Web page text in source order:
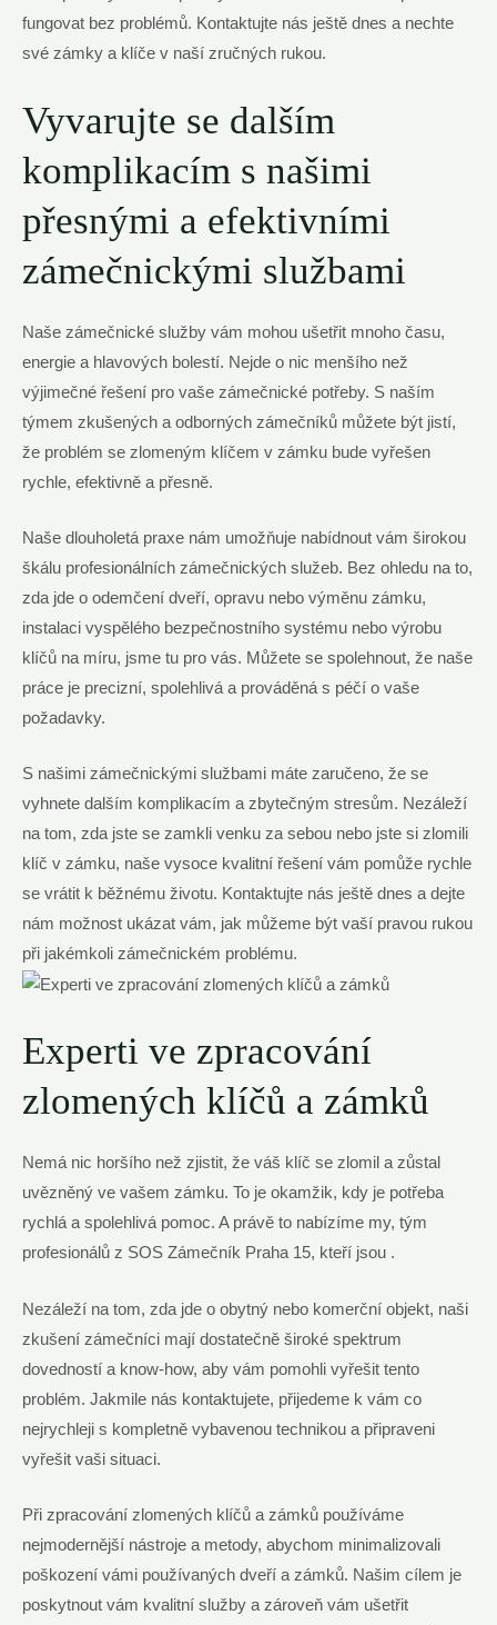
fungovat bez problémů. Kontaktujte nás ještě dnes a nechte
své zámky a klíče v naší zručných rukou.
Vyvarujte se dalším
komplikacím s našimi
přesnými a efektivními
zámečnickými službami
Naše zámečnické služby vám mohou ušetřit mnoho času,
energie a hlavových bolestí. Nejde o nic menšího než
výjimečné řešení pro vaše zámečnické potřeby. S naším
týmem zkušených a odborných zámečníků můžete být jistí,
že problém se zlomeným klíčem v zámku bude vyřešen
rychle, efektivně a přesně.
Naše dlouholetá praxe nám umožňuje nabídnout vám širokou
škálu profesionálních zámečnických služeb. Bez ohledu na to,
zda jde o odemčení dveří, opravu nebo výměnu zámku,
instalaci vyspělého bezpečnostního systému nebo výrobu
klíčů na míru, jsme tu pro vás. Můžete se spolehnout, že naše
práce je precizní, spolehlivá a prováděná s péčí o vaše
požadavky.
S našimi zámečnickými službami máte zaručeno, že se
vyhnete dalším komplikacím a zbytečným stresům. Nezáleží
na tom, zda jste se zamkli venku za sebou nebo jste si zlomili
klíč v zámku, naše vysoce kvalitní řešení vám pomůže rychle
se vrátit k běžnému životu. Kontaktujte nás ještě dnes a dejte
nám možnost ukázat vám, jak můžeme být vaší pravou rukou
při jakémkoli zámečnickém problému.
Experti ve zpracování
zlomených klíčů a zámků
Nemá nic horšího než zjistit, že váš klíč se zlomil a zůstal
uvězněný ve vašem zámku. To je okamžik, kdy je potřeba
rychlá a spolehlivá pomoc. A právě to nabízíme my, tým
profesionálů z SOS Zámečník Praha 15, kteří jsou .
Nezáleží na tom, zda jde o obytný nebo komerční objekt, naši
zkušení zámečníci mají dostatečně široké spektrum
dovedností a know-how, aby vám pomohli vyřešit tento
problém. Jakmile nás kontaktujete, přijedeme k vám co
nejrychleji s kompletně vybavenou technikou a připraveni
vyřešit vaši situaci.
Při zpracování zlomených klíčů a zámků používáme
nejmodernější nástroje a metody, abychom minimalizovali
poškození vámi používaných dveří a zámků. Našim cílem je
poskytnout vám kvalitní služby a zároveň vám ušetřit